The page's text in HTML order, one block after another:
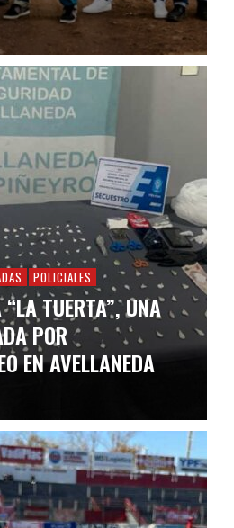
POLICIALES
TUERTA”, UNA
POR
EN AVELLANEDA